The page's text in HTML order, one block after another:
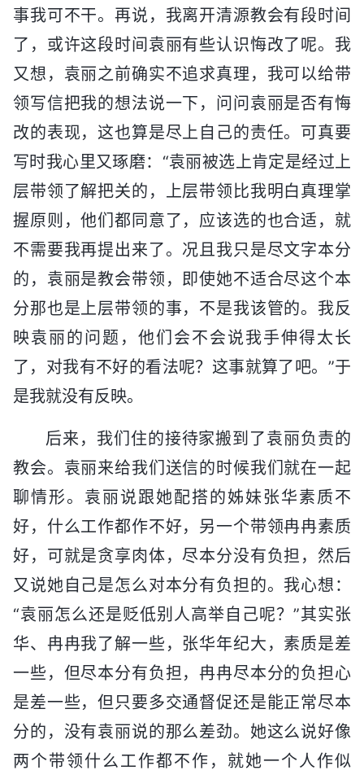
事我可不干。再说，我离开清源教会有段时间
了，或许这段时间袁丽有些认识悔改了呢。我
又想，袁丽之前确实不追求真理，我可以给带
领写信把我的想法说一下，问问袁丽是否有悔
改的表现，这也算是尽上自己的责任。可真要
写时我心里又琢磨：“袁丽被选上肯定是经过上
层带领了解把关的，上层带领比我明白真理掌
握原则，他们都同意了，应该选的也合适，就
不需要我再提出来了。况且我只是尽文字本分
的，袁丽是教会带领，即使她不适合尽这个本
分那也是上层带领的事，不是我该管的。我反
映袁丽的问题，他们会不会说我手伸得太长
了，对我有不好的看法呢？这事就算了吧。”于
是我就没有反映。
后来，我们住的接待家搬到了袁丽负责的
教会。袁丽来给我们送信的时候我们就在一起
聊情形。袁丽说跟她配搭的姊妹张华素质不
好，什么工作都作不好，另一个带领冉冉素质
好，可就是贪享肉体，尽本分没有负担，然后
又说她自己是怎么对本分有负担的。我心想：
“袁丽怎么还是贬低别人高举自己呢？”其实张
华、冉冉我了解一些，张华年纪大，素质是差
一些，但尽本分有负担，冉冉尽本分的负担心
是差一些，但只要多交通督促还是能正常尽本
分的，没有袁丽说的那么差劲。她这么说好像
两个带领什么工作都不作，就她一个人作似